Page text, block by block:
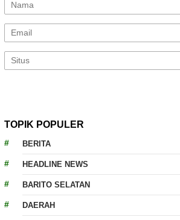
TOPIK POPULER
BERITA
HEADLINE NEWS
BARITO SELATAN
DAERAH